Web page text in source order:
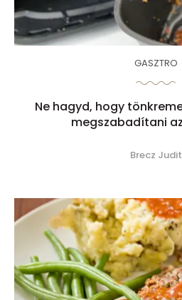
GASZTRO
Ne hagyd, hogy
megszabadítani
Brecz Judit